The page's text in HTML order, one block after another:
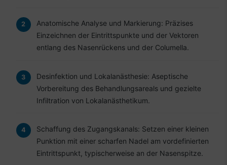
Anatomische Analyse und Markierung: Präzises
Einzeichnen der Eintrittspunkte und der Vektoren
entlang des Nasenrückens und der Columella.
Desinfektion und Lokalanästhesie: Aseptische
Vorbereitung des Behandlungsareals und gezielte
Infiltration von Lokalanästhetikum.
Schaffung des Zugangskanals: Setzen einer kleinen
Punktion mit einer scharfen Nadel am vordefinierten
Eintrittspunkt, typischerweise an der Nasenspitze.